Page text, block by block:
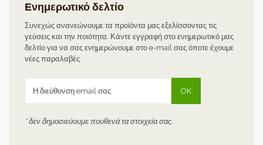
Ενημερωτικό δελτίο
Συνεχώς ανανεώνουμε τα προϊόντα μας εξελίσσοντας τις
γεύσεις και την ποιότητα. Κάντε εγγραφή στο ενημερωτικό μας
δελτίο για να σας ενημερώνουμε στο e-mail σας όποτε έχουμε
νέες παραλαβές
* δεν δημοσιεύουμε πουθενά τα στοιχεία σας.